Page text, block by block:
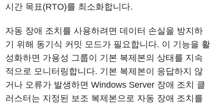
시간 목표(RTO)를 최소화합니다.
자동 장애 조치를 사용하려면 데이터 손실을 방지하
기 위해 동기식 커밋 모드가 필요합니다. 이 기능을 활
성화하면 가용성 그룹이 기본 복제본의 상태를 지속
적으로 모니터링합니다. 기본 복제본이 응답하지 않
거나 오류가 발생하면 Windows Server 장애 조치 클
러스터는 지정된 보조 복제본으로 자동 장애 조치를